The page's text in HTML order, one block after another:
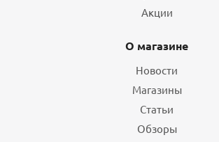
Акции
О магазине
Новости
Магазины
Статьи
Обзоры